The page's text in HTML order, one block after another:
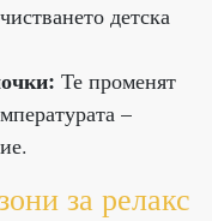
детска
Те променят
–
за релакс